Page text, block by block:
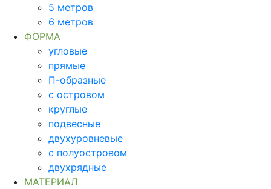
5 метров
6 метров
ФОРМА
угловые
прямые
П-образные
с островом
круглые
подвесные
двухуровневые
с полуостровом
двухрядные
МАТЕРИАЛ